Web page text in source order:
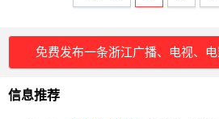
免费发布一条浙江广播、电视、
信息推荐